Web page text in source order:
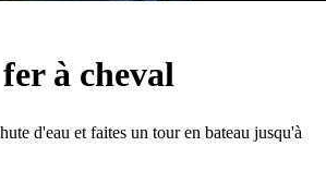
à cheval
d'eau et faites un tour en bateau jusqu'à